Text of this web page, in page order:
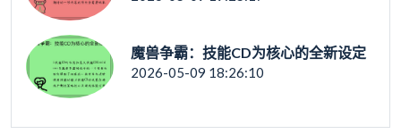
魔兽争霸：技能CD为核心的全新设定
2026-05-09 18:26:10